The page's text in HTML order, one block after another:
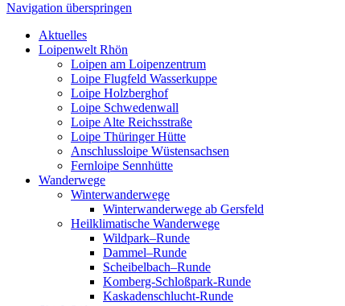
Navigation überspringen
Aktuelles
Loipenwelt Rhön
Loipen am Loipenzentrum
Loipe Flugfeld Wasserkuppe
Loipe Holzberghof
Loipe Schwedenwall
Loipe Alte Reichsstraße
Loipe Thüringer Hütte
Anschlussloipe Wüstensachsen
Fernloipe Sennhütte
Wanderwege
Winterwanderwege
Winterwanderwege ab Gersfeld
Heilklimatische Wanderwege
Wildpark–Runde
Dammel–Runde
Scheibelbach–Runde
Komberg-Schloßpark-Runde
Kaskadenschlucht-Runde